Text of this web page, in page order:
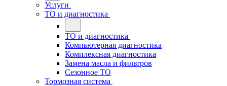
Услуги
ТО и диагностика
ТО и диагностика
Компьютерная диагностика
Комплексная диагностика
Замена масла и фильтров
Сезонное ТО
Тормозная система